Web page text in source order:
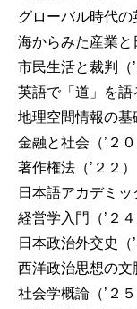
グローバル時代
海からみた産業
市民生活と裁判
英語で「道」を
地理空間情報の
金融と社会（’２
著作権法（’２２
日本語アカデミ
経営学入門（’２
日本政治外交史（
西洋政治思想の
社会学概論（’２